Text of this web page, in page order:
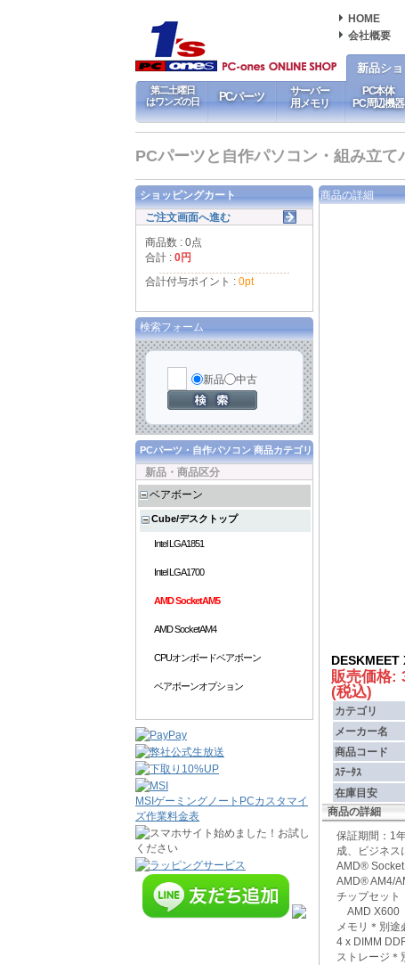
HOME
会社概要
新品シ
第二土曜日
はワンズの日
PCパーツ
サーバー
用メモリ
PC本体
PC周辺機器
PCパーツと自作パソコン・組み立
商品の詳細
販売価格:
(税込)
カテゴリ
メーカー名
商品コード
ｽﾃｰﾀｽ
在庫目安
商品の詳細
保証期間：1
成、ビジネス
AMD®
AMD® AM4/
チップセット
AMD X600
メモリ＊別途
4 x DIMM
ストレージ＊
ショッピングカート
ご注文画面へ進む
商品数 : 0点
合計 : 0円
合計付与ポイント : 0pt
検索フォーム
新品 中古
PCパーツ・自作パソコン 商品カテゴリ
新品・商品区分
ベアボーン
Cube/デスクトップ
Intel LGA1851
Intel LGA1700
AMD SocketAM5
AMD SocketAM4
CPUオンボードベアボーン
ベアボーンオプション
MSIゲーミングノートPCカスタマイ
ズ作業料金表